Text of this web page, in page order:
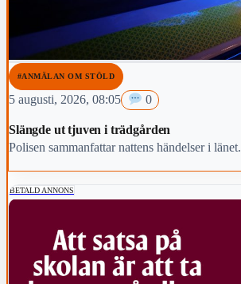
#ANMÄLAN OM STÖLD
5 augusti, 2026, 08:05 0
Slängde ut tjuven i trädgården
Polisen sammanfattar nattens händelser i länet.
BETALD ANNONS